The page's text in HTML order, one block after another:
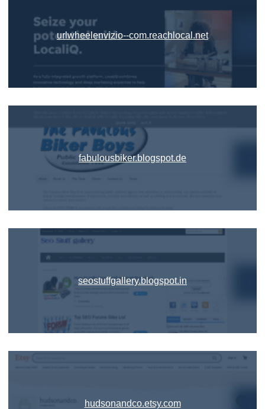
urlwheelenvizio--com.reachlocal.net
fabulousbiker.blogspot.de
seostuffgallery.blogspot.in
hudsonandco.etsy.com